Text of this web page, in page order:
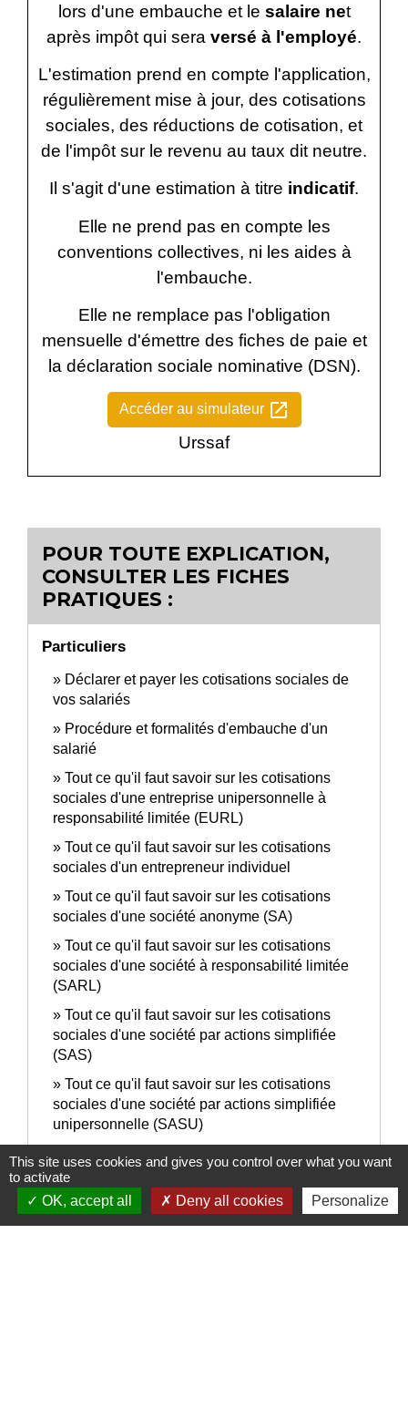
lors d'une embauche et le salaire net
après impôt qui sera versé à l'employé.
L'estimation prend en compte l'application,
régulièrement mise à jour, des cotisations
sociales, des réductions de cotisation, et
de l'impôt sur le revenu au taux dit neutre.
Il s'agit d'une estimation à titre indicatif.
Elle ne prend pas en compte les
conventions collectives, ni les aides à
l'embauche.
Elle ne remplace pas l'obligation
mensuelle d'émettre des fiches de paie et
la déclaration sociale nominative (DSN).
Accéder au simulateur open_in_new
Urssaf
POUR TOUTE EXPLICATION,
CONSULTER LES FICHES
PRATIQUES :
Particuliers
Déclarer et payer les cotisations sociales de
vos salariés
Procédure et formalités d'embauche d'un
salarié
Tout ce qu'il faut savoir sur les cotisations
sociales d'une entreprise unipersonnelle à
responsabilité limitée (EURL)
Tout ce qu'il faut savoir sur les cotisations
sociales d'un entrepreneur individuel
Tout ce qu'il faut savoir sur les cotisations
sociales d'une société anonyme (SA)
Tout ce qu'il faut savoir sur les cotisations
sociales d'une société à responsabilité limitée
(SARL)
Tout ce qu'il faut savoir sur les cotisations
sociales d'une société par actions simplifiée
(SAS)
Tout ce qu'il faut savoir sur les cotisations
sociales d'une société par actions simplifiée
unipersonnelle (SASU)
Tout ce qu'il faut savoir sur les cotisations
sociales d'un micro-entrepreneur
Signaler une erreur sur cette page
This site uses cookies and gives you control over what you want
to activate
OK, accept all
Deny all cookies Personalize